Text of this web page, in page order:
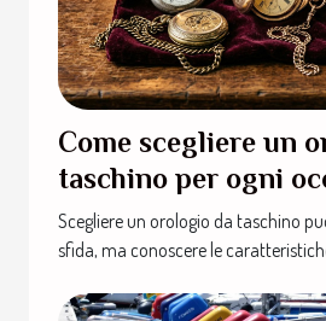
Come scegliere un
taschino per ogni
Scegliere un orologio da taschino
sfida, ma conoscere le